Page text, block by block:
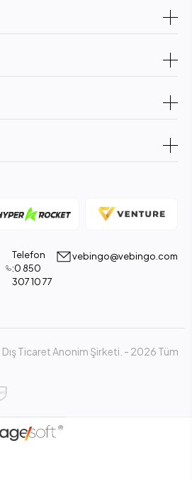
Telefon
:0 850
307 10 77
vebingo@vebingo.com
Ticaret Anonim Şirketi. - 2026 Tüm